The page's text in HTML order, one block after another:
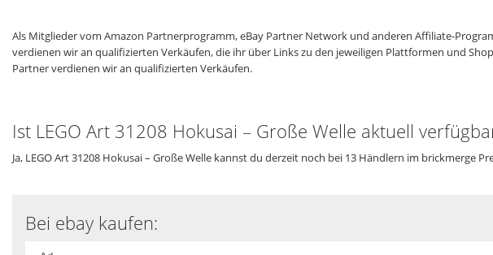
Als Mitglieder vom Amazon Partnerprogramm, eBay Partner Network und anderen Affiliate-
verdienen wir an qualifizierten Verkäufen, die ihr über Links zu den jeweiligen Plattformen und
Partner verdienen wir an qualifizierten Verkäufen.
Ist LEGO Art 31208 Hokusai – Große Welle aktuell
Ja, LEGO Art 31208 Hokusai – Große Welle kannst du derzeit noch bei 13 Händlern im brickmerge
Bei ebay kaufen: